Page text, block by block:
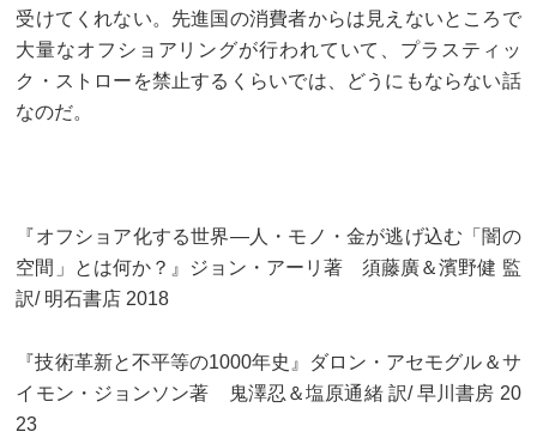
受けてくれない。先進国の消費者からは見えないところで
大量なオフショアリングが行われていて、プラスティッ
ク・ストローを禁止するくらいでは、どうにもならない話
なのだ。
『オフショア化する世界—人・モノ・金が逃げ込む「闇の
空間」とは何か？』ジョン・アーリ著 須藤廣＆濱野健 監
訳/ 明石書店 2018
『技術革新と不平等の1000年史』ダロン・アセモグル＆サ
イモン・ジョンソン著 鬼澤忍＆塩原通緒 訳/ 早川書房 20
23